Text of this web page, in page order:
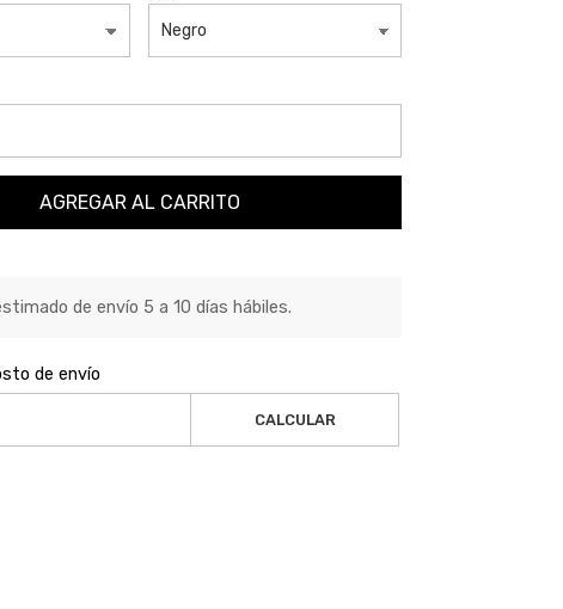
AGREGAR AL CARRITO
de envío 5 a 10 días hábiles.
de envío
CALCULAR